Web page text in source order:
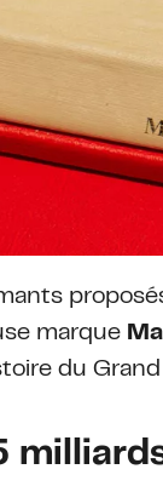
marque
du